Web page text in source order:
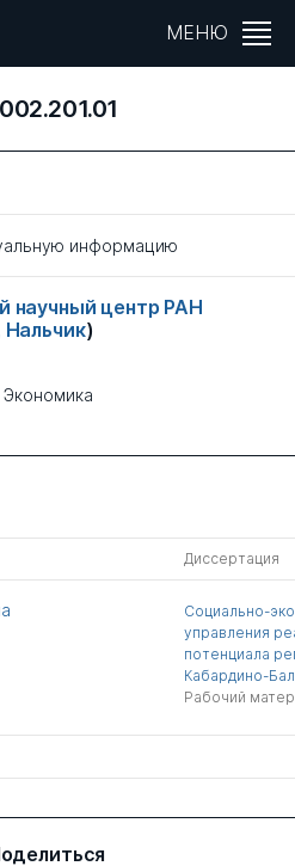
МЕНЮ
информацию
научный центр РАН
)
Экономика
Диссертация
Социально-
управления
потенциала
Кабардино-
Рабочий